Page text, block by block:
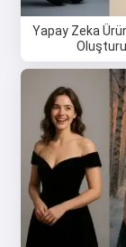
Yapay Zeka